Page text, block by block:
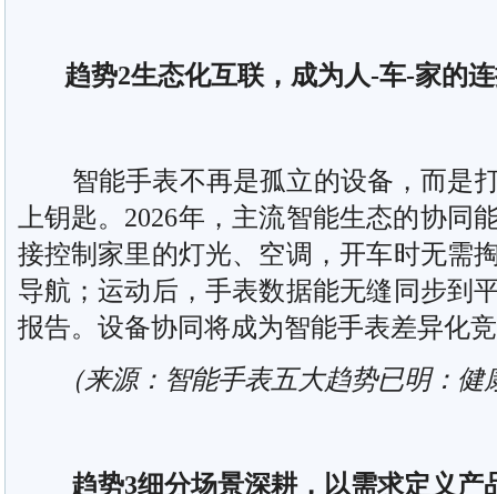
趋势2生态化互联，成为人-车-家的连
智能手表不再是孤立的设备，而是
上钥匙。2026年，主流智能生态的协同
接控制家里的灯光、空调，开车时无需
导航；运动后，手表数据能无缝同步到
报告。设备协同将成为智能手表差异化
（来源：智能手表五大趋势已明：健
趋势3细分场景深耕，以需求定义产